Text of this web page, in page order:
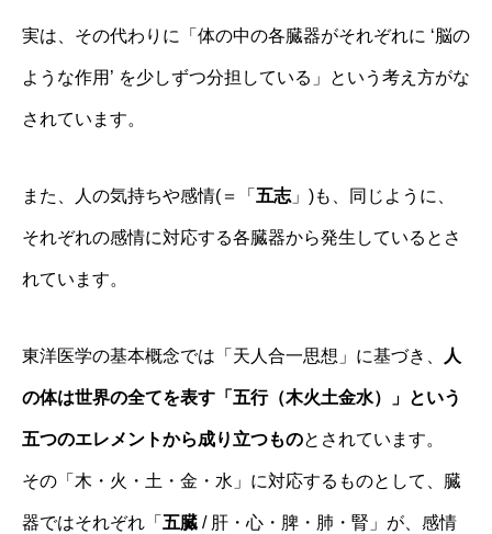
実は、その代わりに「体の中の各臓器がそれぞれに ‘脳の
ような作用’ を少しずつ分担している」という考え方がな
されています。
また、人の気持ちや感情(＝「 五志 」)も、同じように、
それぞれの感情に対応する各臓器から発生しているとさ
れています。
東洋医学の基本概念では「天人合一思想」に基づき、 人
の体は世界の全てを表す「五行（木火土金水）」という
五つのエレメントから成り立つものとされています。
その「木・火・土・金・水」に対応するものとして、臓
器ではそれぞれ「 五臓 / 肝・心・脾・肺・腎」が、感情